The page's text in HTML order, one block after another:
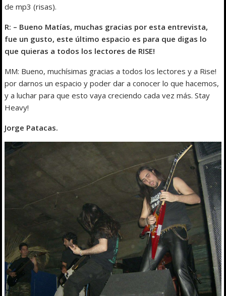
de mp3 (risas).
R: – Bueno Matías, muchas gracias por esta entrevista,
fue un gusto, este último espacio es para que digas lo
que quieras a todos los lectores de RISE!
MM: Bueno, muchísimas gracias a todos los lectores y a Rise!
por darnos un espacio y poder dar a conocer lo que hacemos,
y a luchar para que esto vaya creciendo cada vez más. Stay
Heavy!
Jorge Patacas.